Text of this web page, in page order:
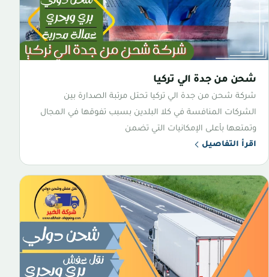
شحن من جدة الي تركيا
شركة شحن من جدة الي تركيا تحتل مرتبة الصدارة بين
الشركات المنافسة في كلا البلدين بسبب تفوقها في المجال
وتمتعها بأعلى الإمكانيات التي تضمن
اقرأ التفاصيل